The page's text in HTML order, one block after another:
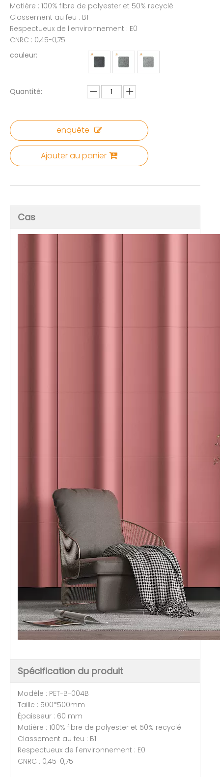
Matière : 100% fibre de polyester et 50% recyclé
Classement au feu : B1
Respectueux de l'environnement : E0
CNRC : 0,45-0,75
couleur:
Quantité:
enquête
Ajouter au panier
Cas
Spécification du produit
Modèle : PET-B-004B
Taille : 500*500mm
Épaisseur : 60 mm
Matière : 100% fibre de polyester et 50% recyclé
Classement au feu : B1
Respectueux de l'environnement : E0
CNRC : 0,45-0,75